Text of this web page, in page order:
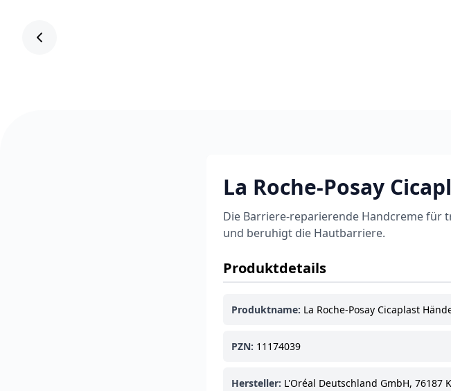
La Roche-Posay
Die Barriere-reparierende Handcreme für
und beruhigt die Hautbarriere.
Produktdetails
Produktname: La Roche-Posay Cicaplast
PZN: 11174039
Hersteller: L'Oréal Deutschland GmbH, 76187